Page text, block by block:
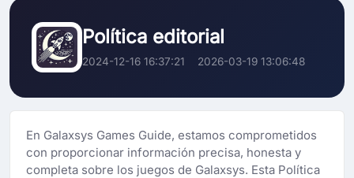
Política editorial
2024-12-16 16:37:21 2026-03-19 13:06:48
En Galaxsys Games Guide, estamos comprometidos
con proporcionar información precisa, honesta y
completa sobre los juegos de Galaxsys. Esta Política